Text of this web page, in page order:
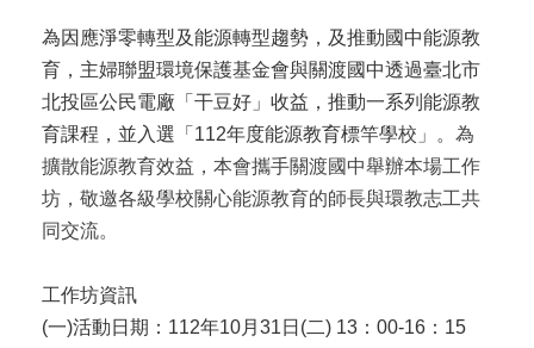
為因應淨零轉型及能源轉型趨勢，及推動國中能源教
育，主婦聯盟環境保護基金會與關渡國中透過臺北市
北投區公民電廠「干豆好」收益，推動一系列能源教
育課程，並入選「112年度能源教育標竿學校」。為
擴散能源教育效益，本會攜手關渡國中舉辦本場工作
坊，敬邀各級學校關心能源教育的師長與環教志工共
同交流。
工作坊資訊
(一)活動日期：112年10月31日(二) 13：00-16：15